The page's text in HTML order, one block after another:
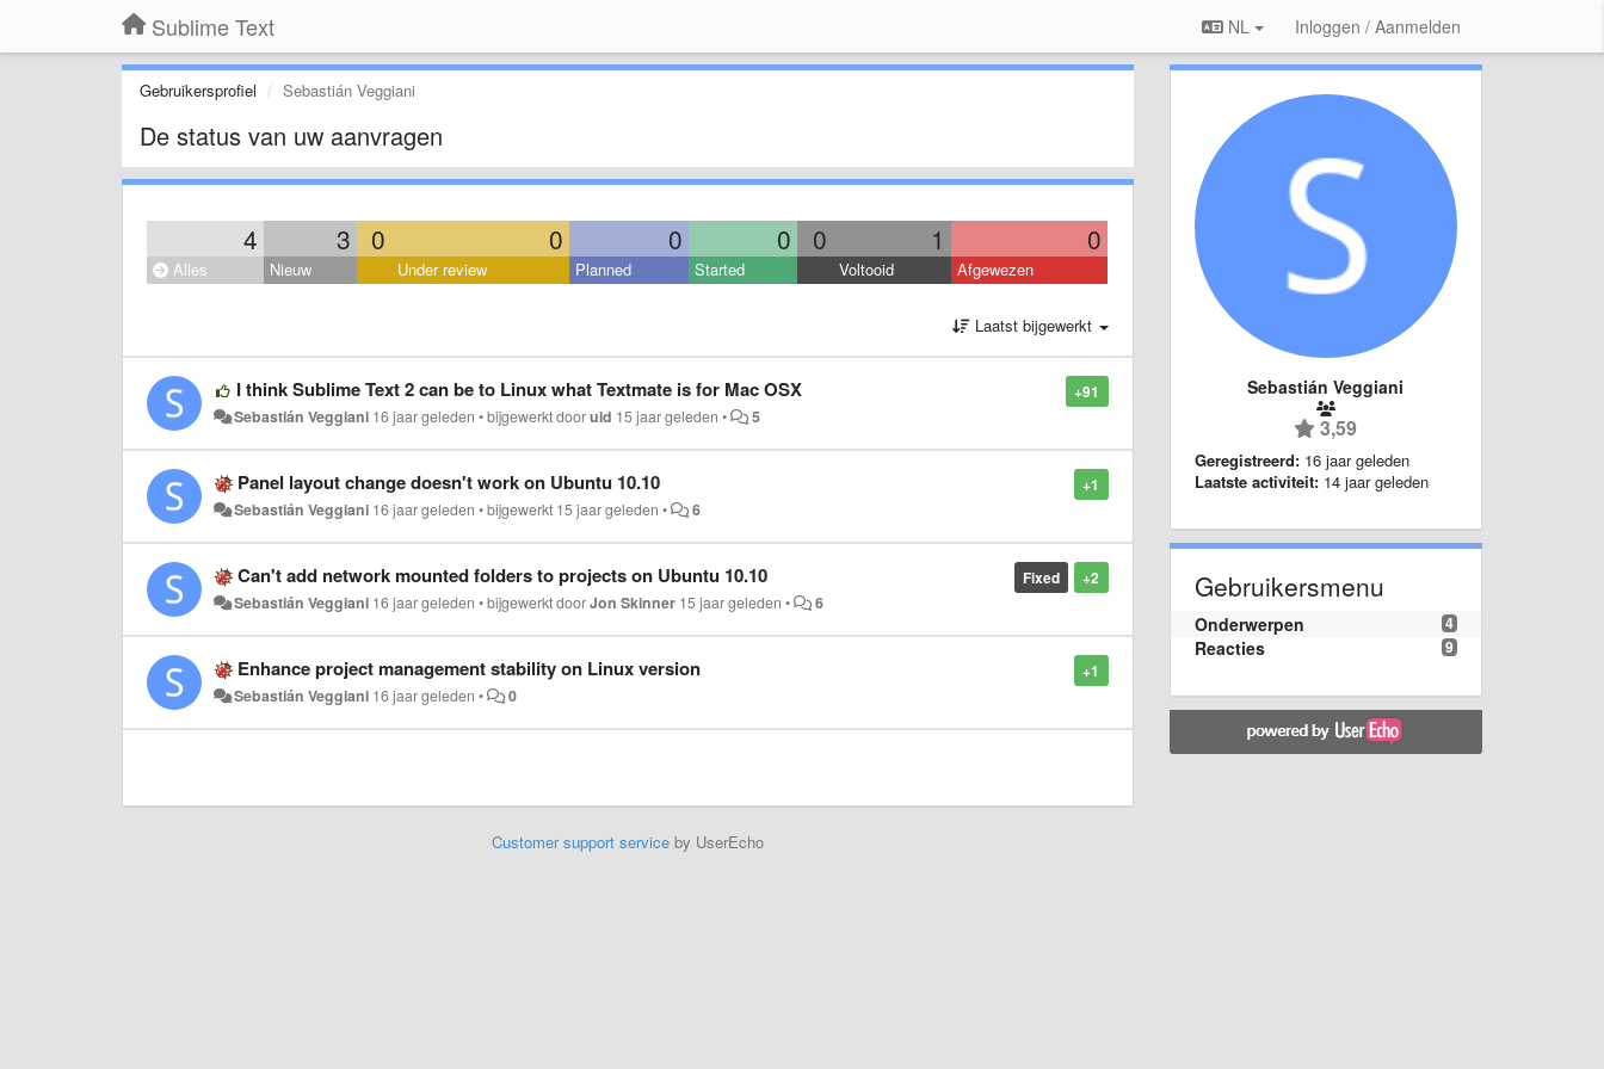
Sublime Text NL Inloggen / Aanmelden
Gebruikersprofiel Sebastián Veggiani
De status van uw aanvragen
4 3 0 0 0 0 0 1 0
Alles Nieuw Under review Planned Started Voltooid Afgewezen
Laatst bijgewerkt
+91
I think Sublime Text 2 can be to Linux what Textmate is for Mac OSX
Sebastián Veggiani 16 jaar geleden •bijgewerkt dooruid 15 jaar geleden • 5
+1
Panel layout change doesn't work on Ubuntu 10.10
Sebastián Veggiani 16 jaar geleden •bijgewerkt 15 jaar geleden • 6
+2
Fixed
Can't add network mounted folders to projects on Ubuntu 10.10
Sebastián Veggiani 16 jaar geleden •bijgewerkt doorJon Skinner 15 jaar geleden • 6
+1
Enhance project management stability on Linux version
Sebastián Veggiani 16 jaar geleden • 0
Customer support serviceby UserEcho
Sebastián Veggiani
3,59
Geregistreerd: 16 jaar geleden
Laatste activiteit: 14 jaar geleden
Gebruikersmenu
4
Onderwerpen
9
Reacties